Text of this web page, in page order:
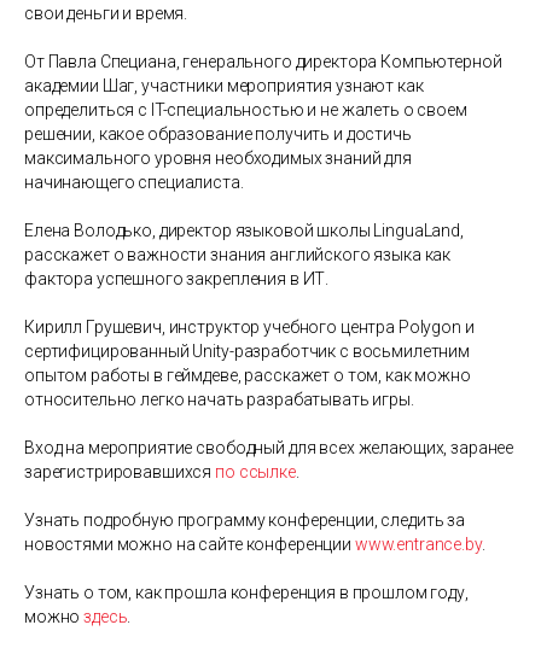
свои деньги и время.
От Павла Специана, генерального директора Компьютерной
академии Шаг, участники мероприятия узнают как
определиться с IT-специальностью и не жалеть о своем
решении, какое образование получить и достичь
максимального уровня необходимых знаний для
начинающего специалиста.
Елена Володько, директор языковой школы LinguaLand,
расскажет о важности знания английского языка как
фактора успешного закрепления в ИТ.
Кирилл Грушевич, инструктор учебного центра Polygon и
сертифицированный Unity-разработчик с восьмилетним
опытом работы в геймдеве, расскажет о том, как можно
относительно легко начать разрабатывать игры.
Вход на мероприятие свободный для всех желающих, заранее
зарегистрировавшихся по ссылке.
Узнать подробную программу конференции, следить за
новостями можно на сайте конференции www.entrance.by.
Узнать о том, как прошла конференция в прошлом году,
можноздесь